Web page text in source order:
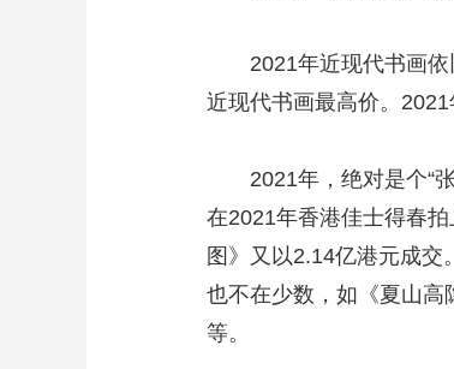
2021年近现代书画依
近现代书画最高价。
2021年，绝对是个“张
在2021年香港佳士得春
图》又以2.14亿港元成
也不在少数，如《夏山高
等。